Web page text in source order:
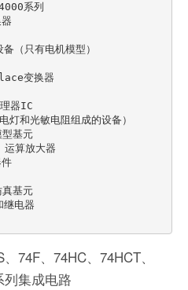
系列
只有电机模型）
变换器
器IC
和光敏电阻组成的设备）
基元
算放大器
基元
电器
74F、74HC、74HCT、
列集成电路